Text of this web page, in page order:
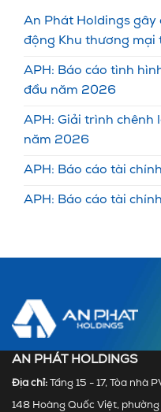
An Phát Holdings gây
động Khu thương mại
APH: Báo cáo tình
đầu năm 2026
APH: Giải trình chênh
năm 2026
APH: Báo cáo tài
APH: Báo cáo tài
AN PHÁT HOLDINGS
Địa chỉ: Tầng 15 - 17, Tòa nhà
148 Hoàng Quốc Việt,